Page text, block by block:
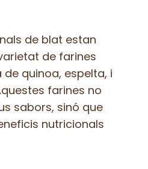
de blat estan
de farines
quinoa, espelta, i
farines no
sabors, sinó que
nutricionals